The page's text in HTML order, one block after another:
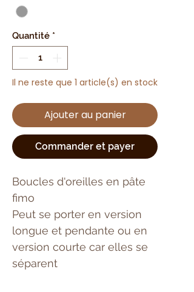
Quantité *
Il ne reste que 1 article(s) en stock
Ajouter au panier
Commander et payer
Boucles d'oreilles en pâte
fimo
Peut se porter en version
longue et pendante ou en
version courte car elles se
séparent